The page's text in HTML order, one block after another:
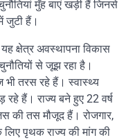
मुँह बाएं खड़ी हैं जिनसे
जुटी हैं।
क्षेत्र अवस्थापना विकास
से जूझ रहा है।
तरस रहे हैं। स्वास्थ्य
हैं। राज्य बने हुए 22 वर्ष
की तस मौजूद हैं। रोजगार,
पृथक राज्य की मांग की